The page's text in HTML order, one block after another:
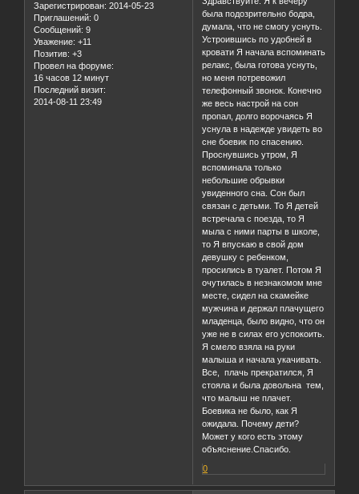
Зарегистрирован: 2014-05-23
Приглашений: 0
Сообщений: 9
Уважение: +11
Позитив: +3
Провел на форуме:
16 часов 12 минут
Последний визит:
2014-08-11 23:49
была подозрительно бодра,
думала, что не смогу уснуть.
Устроившись по удобней в
кровати Я начала вспоминать
релакс, была готова уснуть,
но меня потревожил
телефонный звонок. Конечно
же весь настрой на сон
пропал, долго ворочаясь Я
уснула в надежде увидеть во
сне боевик по спасению.
Проснувшись утром, Я
вспоминала только
небольшие обрывки
увиденного сна. Сон был
связан с детьми. То Я детей
встречала с поезда, то Я
мыла с ними парты в школе,
то Я впускаю в свой дом
девушку с ребенком,
просились в туалет. Потом Я
очутилась в незнакомом мне
месте, сидел на скамейке
мужчина и держал плачущего
младенца, было видно, что он
уже не в силах его успокоить.
Я смело взяла на руки
малыша и начала укачивать.
Все, плачь прекратился, Я
стояла и была довольна тем,
что малыш не плачет.
Боевика не было, как Я
ожидала. Почему дети?
Может у кого есть этому
объяснение.Спасибо.
0